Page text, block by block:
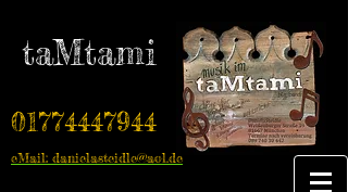
taMtami
01774447944
eMail: danielasteidle@aol.de